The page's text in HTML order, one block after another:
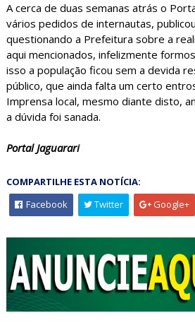
A cerca de duas semanas atrás o
vários pedidos de internautas,
questionando a Prefeitura sobre a
aqui mencionados, infelizmente
isso a população ficou sem a devida
público, que ainda falta um certo
Imprensa local, mesmo diante disto,
a dúvida foi sanada.
Portal Jaguarari
COMPARTILHE ESTA NOTÍCIA:
Facebook
Twitter Google+